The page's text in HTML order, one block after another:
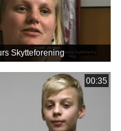
Skytteforening
00:35